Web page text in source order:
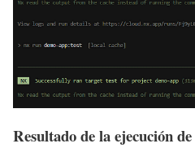
Resultado de la ejecución